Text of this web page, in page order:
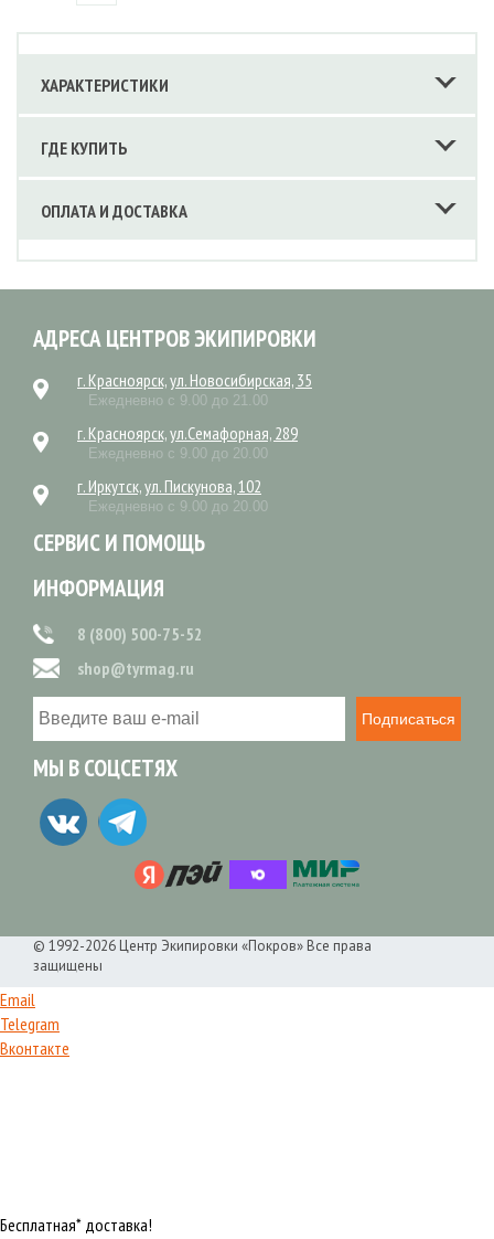
ХАРАКТЕРИСТИКИ
ГДЕ КУПИТЬ
ОПЛАТА И ДОСТАВКА
АДРЕСА ЦЕНТРОВ ЭКИПИРОВКИ
г. Красноярск, ул. Новосибирская, 35
Ежедневно с 9.00 до 21.00
г. Красноярск, ул.Семафорная, 289
Ежедневно с 9.00 до 20.00
г. Иркутск, ул. Пискунова, 102
Ежедневно с 9.00 до 20.00
СЕРВИС И ПОМОЩЬ
ИНФОРМАЦИЯ
8 (800) 500-75-52
shop@tyrmag.ru
Подписаться
МЫ В СОЦСЕТЯХ
© 1992-2026 Центр Экипировки «Покров» Все права
защищены
Email
Telegram
Вконтакте
Бесплатная* доставка!